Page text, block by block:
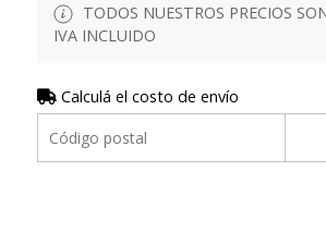
TODOS NUESTROS PRECIOS
IVA INCLUIDO
Calculá el costo de envío